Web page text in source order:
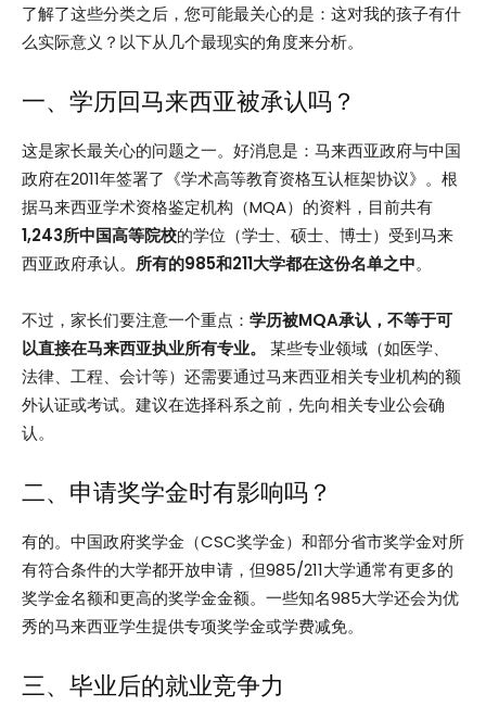
了解了这些分类之后，您可能最关心的是：这对我的孩子有什
么实际意义？以下从几个最现实的角度来分析。
一、学历回马来西亚被承认吗？
这是家长最关心的问题之一。好消息是：马来西亚政府与中国
政府在2011年签署了《学术高等教育资格互认框架协议》。根
据马来西亚学术资格鉴定机构（MQA）的资料，目前共有
1,243所中国高等院校的学位（学士、硕士、博士）受到马来
西亚政府承认。 所有的985和211大学都在这份名单之中。
不过，家长们要注意一个重点： 学历被MQA承认，不等于可
以直接在马来西亚执业所有专业。
某些专业领域（如医学、
法律、工程、会计等）还需要通过马来西亚相关专业机构的额
外认证或考试。建议在选择科系之前，先向相关专业公会确
认。
二、申请奖学金时有影响吗？
有的。中国政府奖学金（CSC奖学金）和部分省市奖学金对所
有符合条件的大学都开放申请，但985/211大学通常有更多的
奖学金名额和更高的奖学金金额。一些知名985大学还会为优
秀的马来西亚学生提供专项奖学金或学费减免。
三、毕业后的就业竞争力